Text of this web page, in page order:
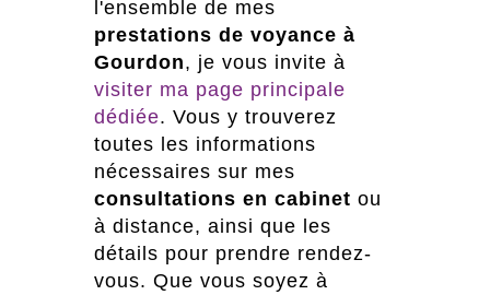
l'ensemble de mes
prestations de voyance à
Gourdon, je vous invite à
visiter ma page principale
dédiée. Vous y trouverez
toutes les informations
nécessaires sur mes
consultations en cabinet ou
à distance, ainsi que les
détails pour prendre rendez-
vous. Que vous soyez à